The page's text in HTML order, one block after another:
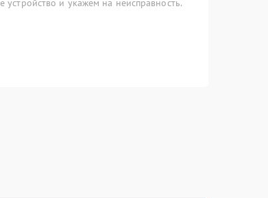
и укажем на неисправность.